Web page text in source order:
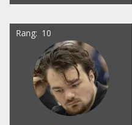
Rang 10